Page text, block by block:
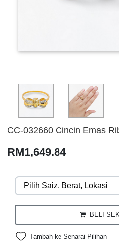
CC-032660 Cincin Emas
RM1,649.84
BELI
Tambah ke Senarai Pilihan